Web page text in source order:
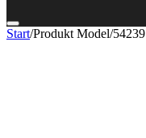
Start/Produkt Model/54239